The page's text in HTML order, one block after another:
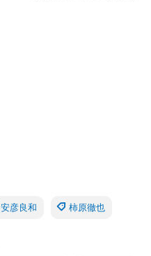
安彦良和 柿原徹也